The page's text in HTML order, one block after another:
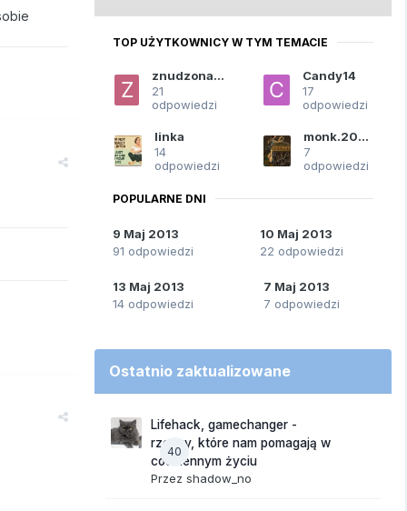
TOP UŻYTKOWNICY W TYM TEMACIE
znudzona-ona
21
odpowiedzi
Candy14
17
odpowiedzi
linka
14
odpowiedzi
monk.2000
7
odpowiedzi
POPULARNE DNI
9 Maj 2013
91 odpowiedzi
10 Maj 2013
22 odpowiedzi
13 Maj 2013
14 odpowiedzi
7 Maj 2013
7 odpowiedzi
Ostatnio zaktualizowane
40
Lifehack, gamechanger -
rzeczy, które nam pomagają w
codziennym życiu
Przez shadow_no